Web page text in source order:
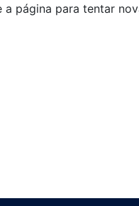
a página para tentar